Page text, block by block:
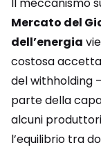
Mercato del
dell’energia
costosa
del withholding
parte della
alcuni
l’equilibrio tra